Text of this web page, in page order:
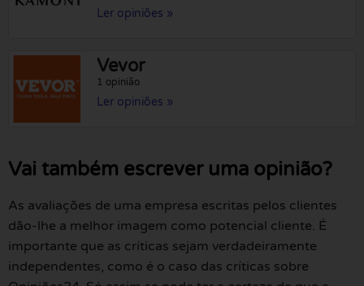
Ler opiniões »
Vevor
1 opinião
Ler opiniões »
Vai também escrever uma opinião?
As avaliações de uma empresa escritas pelos clientes
dão-lhe a melhor imagem como potencial cliente. É
importante que as críticas sejam verdadeiramente
independentes, como é o caso das críticas sobre